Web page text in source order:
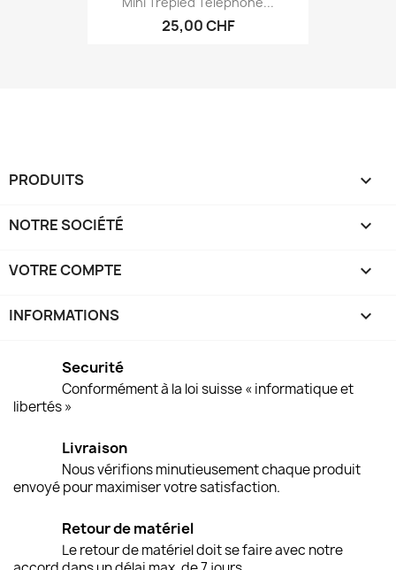
25,00 CHF
PRODUITS 
NOTRE SOCIÉTÉ 
VOTRE COMPTE 
INFORMATIONS keyboard_arrow_down
Securité
Conformément à la loi suisse « informatique et
libertés »
Livraison
Nous vérifions minutieusement chaque produit
envoyé pour maximiser votre satisfaction.
Retour de matériel
Le retour de matériel doit se faire avec notre